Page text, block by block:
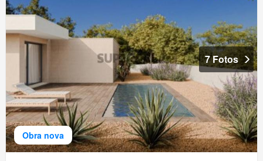
Obra nova
7 Fotos